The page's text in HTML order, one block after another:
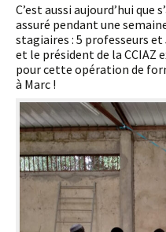
C’est aussi aujourd’hui que
assuré pendant une
stagiaires : 5 professeurs et
et le président de la
pour cette opération de
à Marc !